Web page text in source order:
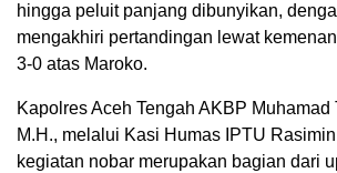
hingga peluit panjang dibunyikan,
mengakhiri pertandingan lewat
3-0 atas Maroko.
Kapolres Aceh Tengah AKBP Muhamad
M.H., melalui Kasi Humas IPTU
kegiatan nobar merupakan bagian dari